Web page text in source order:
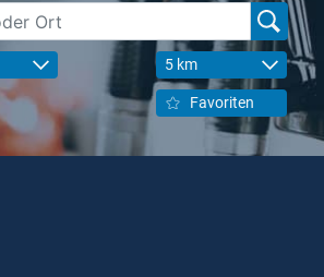
5 km
Favoriten